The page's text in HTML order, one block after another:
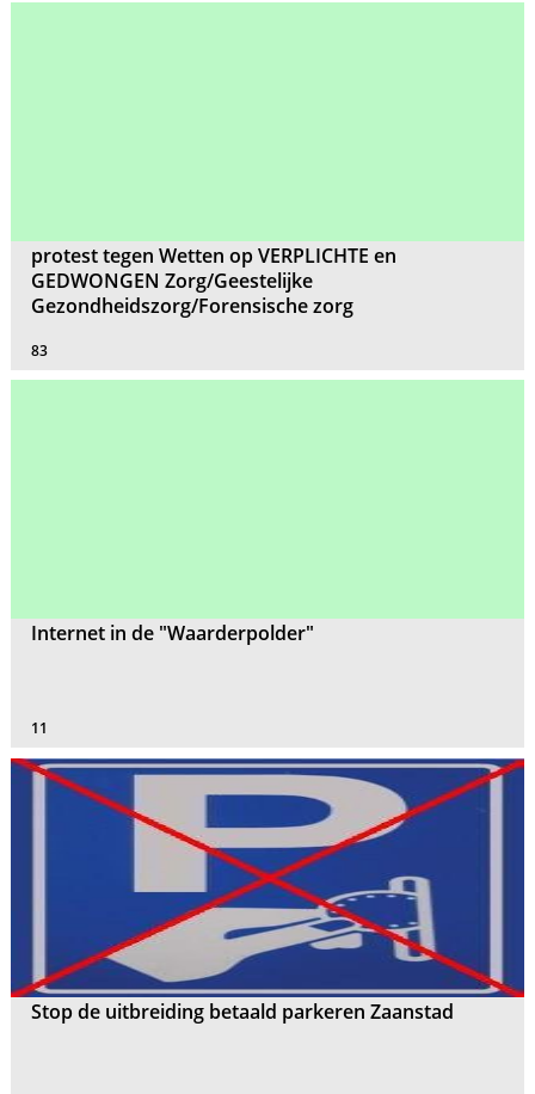
protest tegen Wetten op VERPLICHTE en
GEDWONGEN Zorg/Geestelijke
Gezondheidszorg/Forensische zorg
83
Internet in de "Waarderpolder"
11
Stop de uitbreiding betaald parkeren Zaanstad